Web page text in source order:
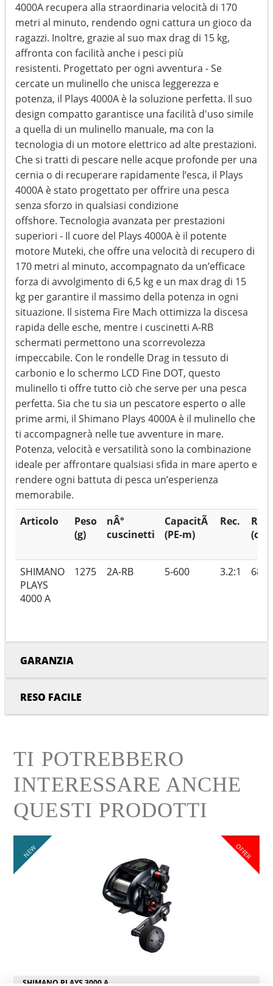
4000A recupera alla straordinaria velocità di 170
metri al minuto, rendendo ogni cattura un gioco da
ragazzi. Inoltre, grazie al suo max drag di 15 kg,
affronta con facilità anche i pesci più
resistenti. Progettato per ogni avventura - Se
cercate un mulinello che unisca leggerezza e
potenza, il Plays 4000A è la soluzione perfetta. Il suo
design compatto garantisce una facilità d'uso simile
a quella di un mulinello manuale, ma con la
tecnologia di un motore elettrico ad alte prestazioni.
Che si tratti di pescare nelle acque profonde per una
cernia o di recuperare rapidamente l’esca, il Plays
4000A è stato progettato per offrire una pesca
senza sforzo in qualsiasi condizione
offshore. Tecnologia avanzata per prestazioni
superiori - Il cuore del Plays 4000A è il potente
motore Muteki, che offre una velocità di recupero di
170 metri al minuto, accompagnato da un’efficace
forza di avvolgimento di 6,5 kg e un max drag di 15
kg per garantire il massimo della potenza in ogni
situazione. Il sistema Fire Mach ottimizza la discesa
rapida delle esche, mentre i cuscinetti A-RB
schermati permettono una scorrevolezza
impeccabile. Con le rondelle Drag in tessuto di
carbonio e lo schermo LCD Fine DOT, questo
mulinello ti offre tutto ciò che serve per una pesca
perfetta. Sia che tu sia un pescatore esperto o alle
prime armi, il Shimano Plays 4000A è il mulinello che
ti accompagnerà nelle tue avventure in mare.
Potenza, velocità e versatilità sono la combinazione
ideale per affrontare qualsiasi sfida in mare aperto e
rendere ogni battuta di pesca un’esperienza
memorabile.
Articolo
Peso
(g)
nÂ°
cuscinetti
CapacitÃ
(PE-m)
Rec.
Rec.
(cm)
SHIMANO
PLAYS
4000 A
1275 2A-RB 5-600 3.2:1 68
GARANZIA
RESO FACILE
TI POTREBBERO
INTERESSARE ANCHE
QUESTI PRODOTTI
NEW OFFER
SHIMANO PLAYS 3000 A